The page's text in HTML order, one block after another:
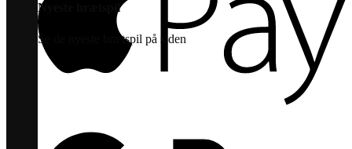
Nyeste brætspil
Se de nyeste brætspil på siden